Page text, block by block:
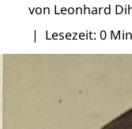
von Leonhard
| Lesezeit: 0